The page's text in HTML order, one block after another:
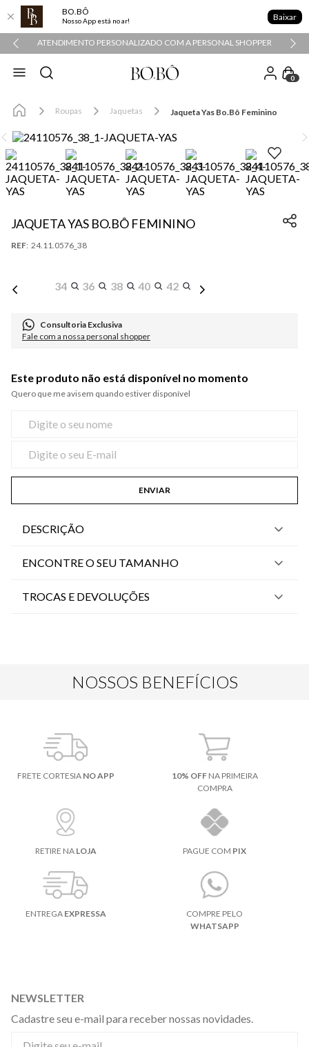
BO.BÔ
Nosso App está no ar! Baixar
ATENDIMENTO PERSONALIZADO COM A PERSONAL SHOPPER
0
Roupas Jaquetas Jaqueta Yas Bo.Bô Feminino
JAQUETA YAS BO.BÔ FEMININO
: 24.11.0576_38
34 36 38 40 42
Consultoria Exclusiva
Fale com a nossa personal shopper
Este produto não está disponível no momento
Quero que me avisem quando estiver disponível
ENVIAR
DESCRIÇÃO
ENCONTRE O SEU TAMANHO
TROCAS E DEVOLUÇÕES
NOSSOS BENEFÍCIOS
FRETE CORTESIA NO APP 10% OFFNA PRIMEIRA
COMPRA
RETIRE NA LOJA PAGUE COM PIX
ENTREGA EXPRESSA
COMPRE PELO
WHATSAPP
NEWSLETTER
Cadastre seu e-mail para receber nossas novidades.